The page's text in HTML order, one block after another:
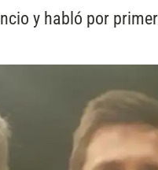
y habló por